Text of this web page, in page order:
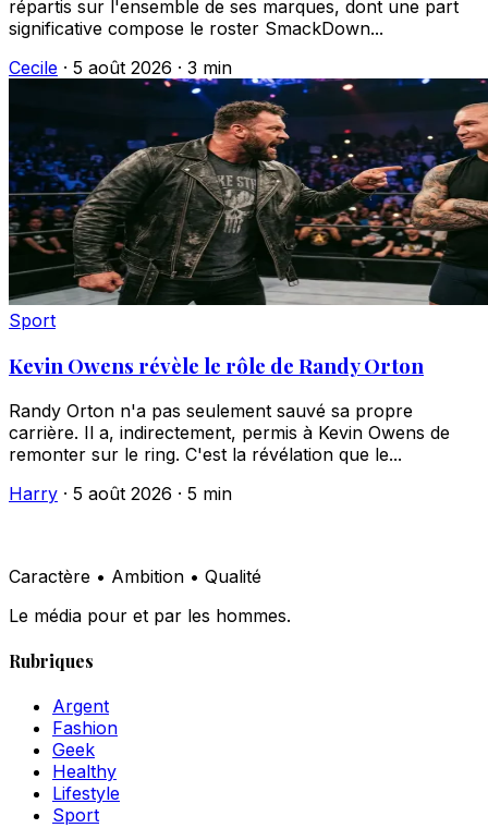
répartis sur l'ensemble de ses marques, dont une part
significative compose le roster SmackDown...
Cecile · 5 août 2026 · 3 min
Sport
Kevin Owens révèle le rôle de Randy Orton
Randy Orton n'a pas seulement sauvé sa propre
carrière. Il a, indirectement, permis à Kevin Owens de
remonter sur le ring. C'est la révélation que le...
Harry · 5 août 2026 · 5 min
Caractère • Ambition • Qualité
Le média pour et par les hommes.
Rubriques
Argent
Fashion
Geek
Healthy
Lifestyle
Sport